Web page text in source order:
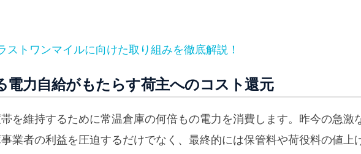
ストワンマイルに向けた取り組みを徹底解説！
電力自給がもたらす荷主へのコスト還元
を維持するために常温倉庫の何倍もの電力を消費します。昨今の急激
業者の利益を圧迫するだけでなく、最終的には保管料や荷役料の値上